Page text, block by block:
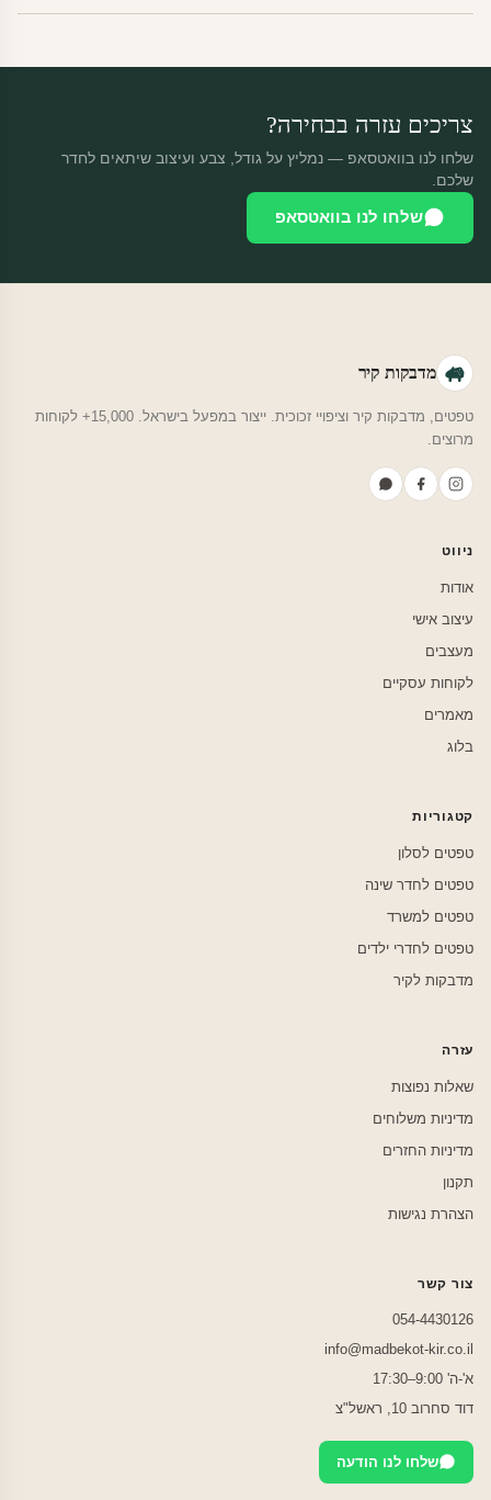
צריכים עזרה בבחירה?
שלחו לנו בוואטסאפ — נמליץ על גודל, צבע ועיצוב שיתאים לחדר
שלכם.
שלחו לנו בוואטסאפ
מדבקות קיר
טפטים, מדבקות קיר וציפויי זכוכית. ייצור במפעל בישראל. 15,000+ לקוחות
מרוצים.
ניווט
אודות
עיצוב אישי
מעצבים
לקוחות עסקיים
מאמרים
בלוג
קטגוריות
טפטים לסלון
טפטים לחדר שינה
טפטים למשרד
טפטים לחדרי ילדים
מדבקות לקיר
עזרה
שאלות נפוצות
מדיניות משלוחים
מדיניות החזרים
תקנון
הצהרת נגישות
צור קשר
054-4430126
info@madbekot-kir.co.il
א'-ה' 9:00–17:30
דוד סחרוב 10, ראשל"צ
שלחו לנו הודעה